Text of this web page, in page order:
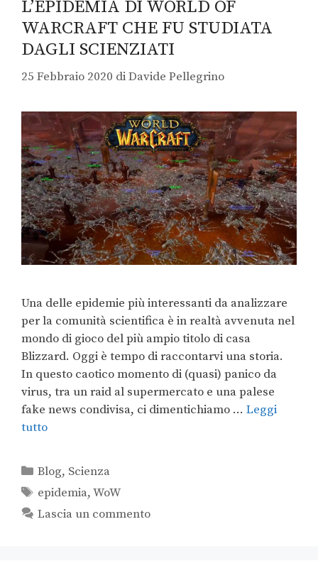
L’EPIDEMIA DI WORLD OF
WARCRAFT CHE FU STUDIATA
DAGLI SCIENZIATI
25 Febbraio 2020 diDavide Pellegrino
Una delle epidemie più interessanti da analizzare
per la comunità scientifica è in realtà avvenuta nel
mondo di gioco del più ampio titolo di casa
Blizzard. Oggi è tempo di raccontarvi una storia.
In questo caotico momento di (quasi) panico da
virus, tra un raid al supermercato e una palese
fake news condivisa, ci dimentichiamo … Leggi
tutto
Blog, Scienza
epidemia,WoW
Lascia un commento